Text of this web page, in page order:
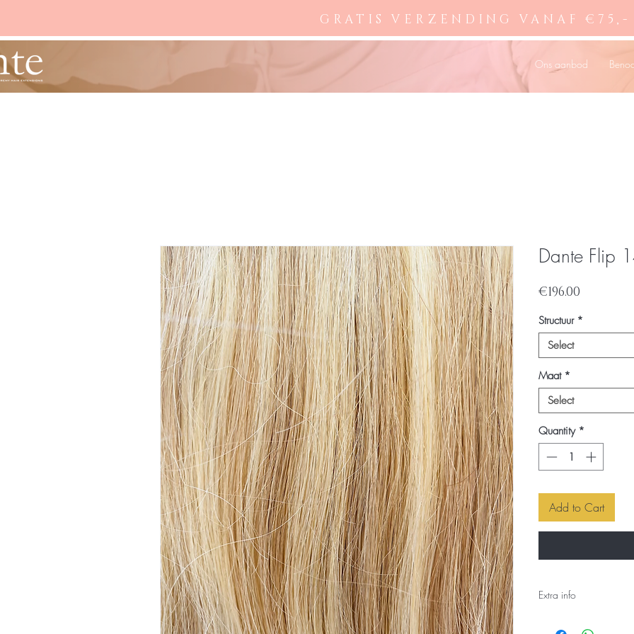
GRATIS VERZENDING VANAF €75,-
Ons aanbod
Dante Flip
€196.00
Structuur *
Select
Maat *
Select
Quantity *
Add to Cart
Extra info